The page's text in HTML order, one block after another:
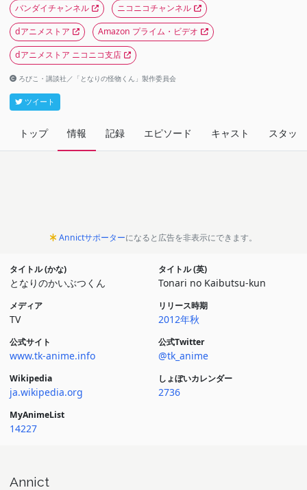
バンダイチャンネル
ニコニコチャンネル
dアニメストア
Amazon プライム・ビデオ
dアニメストア ニコニコ支店
ろびこ・講談社／「となりの怪物くん」製作委員会
ツイート
トップ 情報 記録 エピソード キャスト スタッフ
Annictサポーターになると広告を非表示にできます。
タイトル (かな)
となりのかいぶつくん
タイトル (英)
Tonari no Kaibutsu-kun
メディア
TV
リリース時期
2012年秋
公式サイト
www.tk-anime.info
公式Twitter
@tk_anime
Wikipedia
ja.wikipedia.org
しょぼいカレンダー
2736
MyAnimeList
14227
Annict